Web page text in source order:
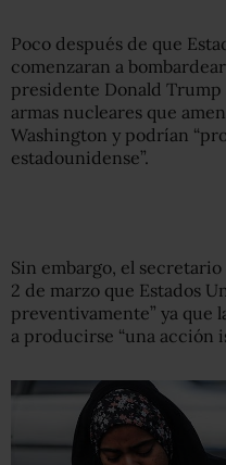
Poco después de que
comenzaran a
presidente Donald
armas nucleares que
Washington y podrían
estadounidense”.
Sin embargo, el
2 de marzo que Estados
preventivamente” ya que
a producirse “una acción